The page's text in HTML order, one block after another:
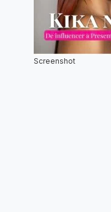
Screenshot